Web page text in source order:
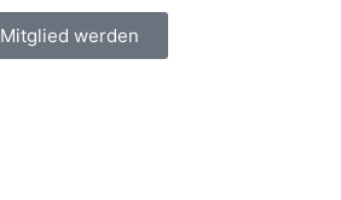
Mitglied werden